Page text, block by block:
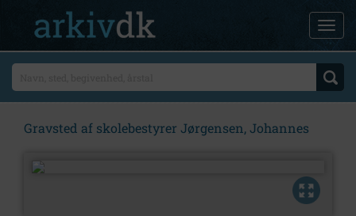
Gravsted af skolebestyrer Jørgensen, Johannes